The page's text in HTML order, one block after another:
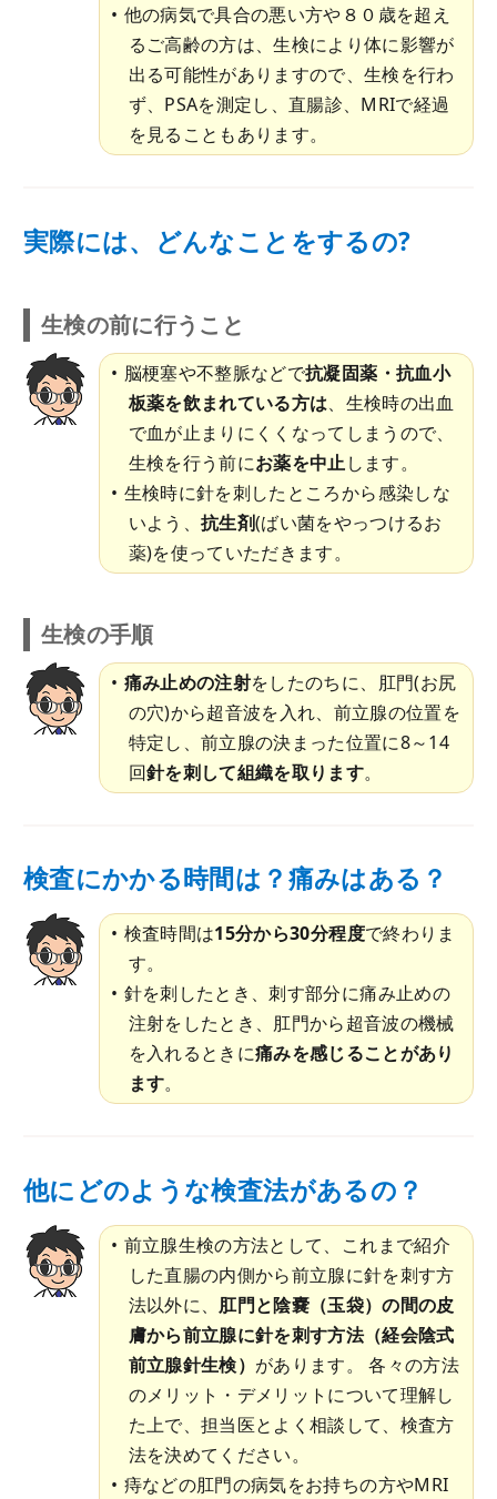
他の病気で具合の悪い方や８０歳を超え
るご高齢の方は、生検により体に影響が
出る可能性がありますので、生検を行わ
ず、PSAを測定し、直腸診、MRIで経過
を見ることもあります。
実際には、どんなことをするの?
生検の前に行うこと
脳梗塞や不整脈などで抗凝固薬・抗血小
板薬を飲まれている方は、生検時の出血
で血が止まりにくくなってしまうので、
生検を行う前にお薬を中止します。
生検時に針を刺したところから感染しな
いよう、 抗生剤(ばい菌をやっつけるお
薬)を使っていただきます。
生検の手順
痛み止めの注射をしたのちに、肛門(お尻
の穴)から超音波を入れ、前立腺の位置を
特定し、前立腺の決まった位置に8～14
回針を刺して組織を取ります。
検査にかかる時間は？痛みはある？
検査時間は15分から30分程度で終わりま
す。
針を刺したとき、刺す部分に痛み止めの
注射をしたとき、肛門から超音波の機械
を入れるときに痛みを感じることがあり
ます。
他にどのような検査法があるの？
前立腺生検の方法として、これまで紹介
した直腸の内側から前立腺に針を刺す方
法以外に、 肛門と陰嚢（玉袋）の間の皮
膚から前立腺に針を刺す方法（経会陰式
前立腺針生検） があります。 各々の方法
のメリット・デメリットについて理解し
た上で、担当医とよく相談して、検査方
法を決めてください。
痔などの肛門の病気をお持ちの方やMRI